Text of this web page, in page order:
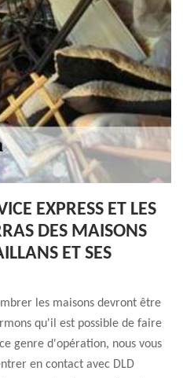
EXPRESS ET LES
DES MAISONS
ET SES
les maisons devront être
qu'il est possible de faire
genre d'opération, nous vous
en contact avec DLD